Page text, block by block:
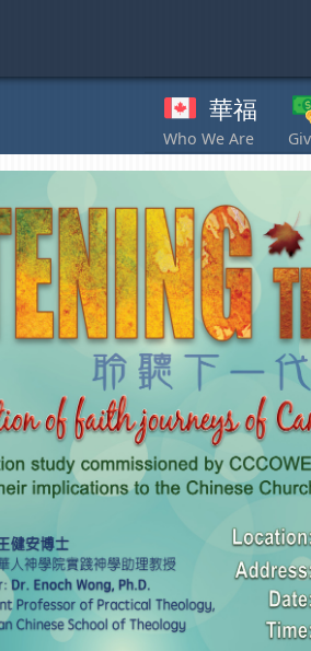
華福 奉獻